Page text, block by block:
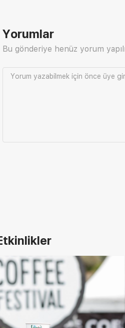
Yorumlar
Bu gönderiye henüz yorum
Yorum yazabilmek için önce üye